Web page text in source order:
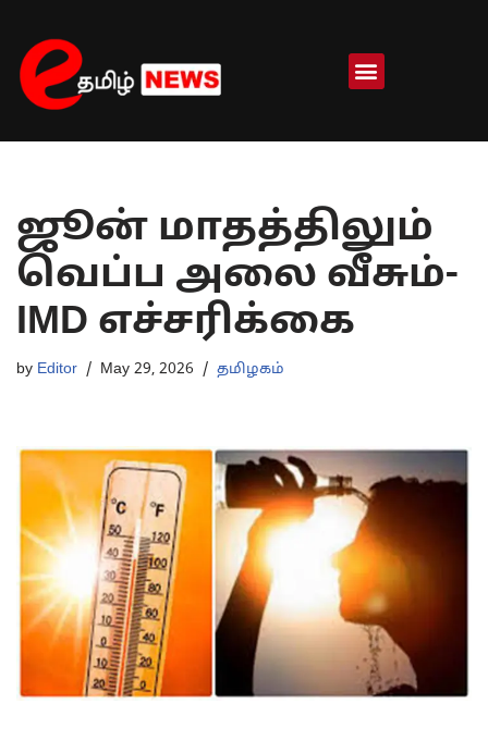
Skip
to
content
ஜூன் மாதத்திலும்
வெப்ப அலை வீசும்-
IMD எச்சரிக்கை
by Editor May 29, 2026 தமிழகம்